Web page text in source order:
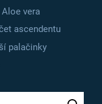
Aloe vera
ascendentu
palačinky